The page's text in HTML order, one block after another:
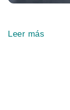
Leer más